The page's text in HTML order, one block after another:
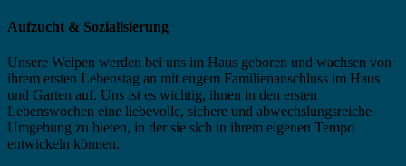
Aufzucht & Sozialisierung
Unsere Welpen werden bei uns im Haus geboren und wachsen von
ihrem ersten Lebenstag an mit engem Familienanschluss im Haus
und Garten auf. Uns ist es wichtig, ihnen in den ersten
Lebenswochen eine liebevolle, sichere und abwechslungsreiche
Umgebung zu bieten, in der sie sich in ihrem eigenen Tempo
entwickeln können.